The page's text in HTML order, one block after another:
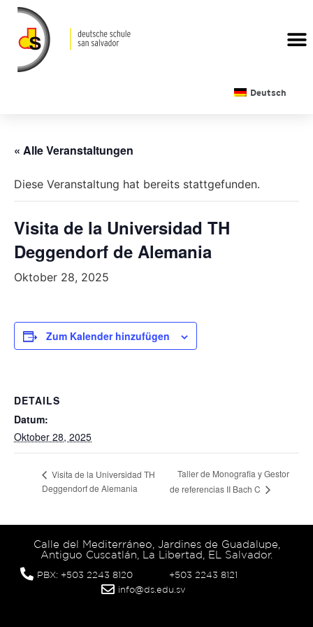
Deutsch
« Alle Veranstaltungen
Diese Veranstaltung hat bereits stattgefunden.
Visita de la Universidad TH
Deggendorf de Alemania
Oktober 28, 2025
Zum Kalender hinzufügen
DETAILS
Datum:
Oktober 28, 2025
Visita de la Universidad TH
Deggendorf de Alemania
Taller de Monografia y Gestor
de referencias II Bach C
Calle del Mediterráneo, Jardines de Guadalupe,
Antiguo Cuscatlán, La Libertad, EL Salvador.
PBX: +503 2243 8120
+503 2243 8121
info@ds.edu.sv